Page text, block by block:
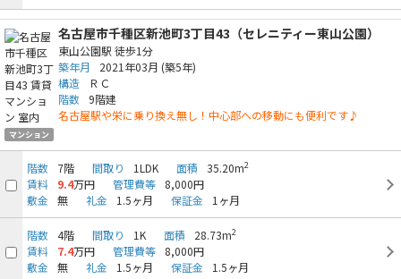
マンション
名古屋市千種区新池町3丁目43（セレニティー東山公園）
東山公園駅 徒歩1分
築年月
2021年03月 (築5年)
構造
ＲＣ
階数 9階建
名古屋駅や栄に乗り換え無し！中心部への移動にも便利です♪
階数 7階 間取り 1LDK 面積 35.20m2
賃料 9.4万円 管理費等
8,000円
敷金
無 礼金 1.5ヶ月 保証金 1ヶ月
階数 4階 間取り 1K 面積 28.73m2
賃料 7.4万円 管理費等
8,000円
敷金
無 礼金 1.5ヶ月 保証金 1.5ヶ月